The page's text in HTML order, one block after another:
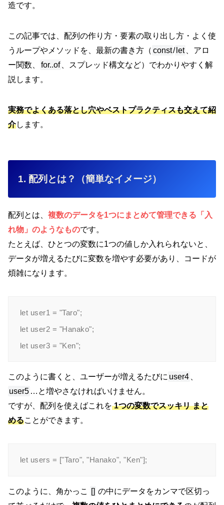
造です。
この記事では、配列の作り方・要素の取り出し方・よく使
うループやメソッドを、最新の書き方（ const/ let
、アロ
ー関数、
for..of
、スプレッド構文など）でわかりやすく解
説します。
実務でよくある落とし穴やベストプラクティスも交えて紹
介します。
1. 配列とは？（簡単なイメージ）
配列とは、 複数のデータを1つにまとめて管理できる「入
れ物」のようなものです。
たとえば、ひとつの変数に1つの値しか入れられないと、
データが増えるたびに変数を増やす必要があり、コードが
煩雑になります。
let user1 = "Taro";
let user2 = "Hanako";
このように書くと、ユーザーが増えるたびに user4
user5 …と増やさなければいけません。
ですが、配列を使えばこれを 1つの変数でスッキリまと
めることができます。
このように、角かっこ [] の中にデータをカンマで区切っ